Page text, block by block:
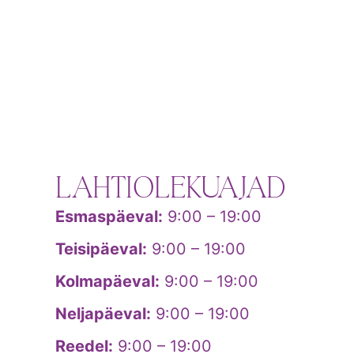
LAHTIOLEKUAJAD
Esmaspäeval: 9:00 – 19:00
Teisipäeval: 9:00 – 19:00
Kolmapäeval: 9:00 – 19:00
Neljapäeval: 9:00 – 19:00
Reedel: 9:00 – 19:00